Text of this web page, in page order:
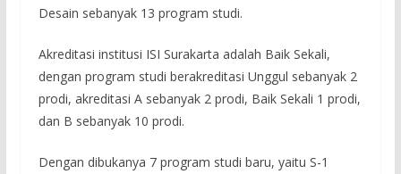
Desain sebanyak 13 program studi.
Akreditasi institusi ISI Surakarta adalah Baik Sekali,
dengan program studi berakreditasi Unggul sebanyak 2
prodi, akreditasi A sebanyak 2 prodi, Baik Sekali 1 prodi,
dan B sebanyak 10 prodi.
Dengan dibukanya 7 program studi baru, yaitu S-1